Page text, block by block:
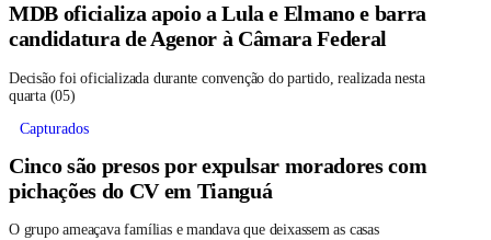
MDB oficializa apoio a Lula e Elmano e barra
candidatura de Agenor à Câmara Federal
Decisão foi oficializada durante convenção do partido, realizada nesta
quarta (05)
Capturados
Cinco são presos por expulsar moradores com
pichações do CV em Tianguá
O grupo ameaçava famílias e mandava que deixassem as casas